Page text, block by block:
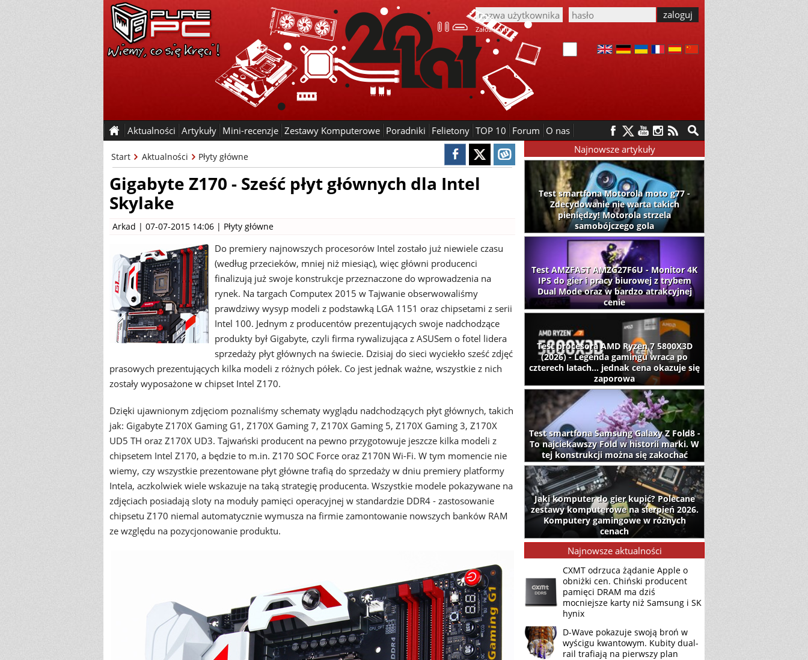
Załóż konto
Aktualności Artykuły Mini-recenzje Zestawy Komputerowe Poradniki Felietony TOP 10 Forum O nas
Start Aktualności Płyty główne
Gigabyte Z170 - Sześć płyt głównych dla Intel
Skylake
Arkad | 07-07-2015 14:06 | Płyty główne
Do premiery najnowszych procesorów Intel zostało już niewiele czasu
(według przecieków, mniej niż miesiąc), więc główni producenci
finalizują już swoje konstrukcje przeznaczone do wprowadzenia na
rynek. Na targach Computex 2015 w Tajwanie obserwowaliśmy
prawdziwy wysyp modeli z podstawką LGA 1151 oraz chipsetami z serii
Intel 100. Jednym z producentów prezentujących swoje nadchodzące
produkty był Gigabyte, czyli firma rywalizująca z ASUSem o fotel lidera
sprzedaży płyt głównych na świecie. Dzisiaj do sieci wyciekło sześć zdjęć
prasowych prezentujących kilka modeli z różnych półek. Co jest jednak ważne, wszystkie z nich
zostały wyposażone w chipset Intel Z170.
Dzięki ujawnionym zdjęciom poznaliśmy schematy wyglądu nadchodzących płyt głównych, takich
jak: Gigabyte Z170X Gaming G1, Z170X Gaming 7, Z170X Gaming 5, Z170X Gaming 3, Z170X
UD5 TH oraz Z170X UD3. Tajwański producent na pewno przygotowuje jeszcze kilka modeli z
chipsetem Intel Z170, a będzie to m.in. Z170 SOC Force oraz Z170N Wi-Fi. W tym momencie nie
wiemy, czy wszystkie prezentowane płyt główne trafią do sprzedaży w dniu premiery platformy
Intela, aczkolwiek wiele wskazuje na taką strategię producenta. Wszystkie modele pokazywane na
zdjęciach posiadają sloty na moduły pamięci operacyjnej w standardzie DDR4 - zastosowanie
chipsetu Z170 niemal automatycznie wymusza na firmie zamontowanie nowszych banków RAM
ze względu na pozycjonowanie produktu.
Najnowsze artykuły
Test smartfona Motorola moto g77 -
Zdecydowanie nie warta takich
pieniędzy! Motorola strzela
samobójczego gola
Test AMZFAST AMZG27F6U - Monitor 4K
IPS do gier i pracy biurowej z trybem
Dual Mode oraz w bardzo atrakcyjnej
cenie
Test procesora AMD Ryzen 7 5800X3D
(2026) - Legenda gamingu wraca po
czterech latach... jednak cena okazuje się
zaporowa
Test smartfona Samsung Galaxy Z Fold8 -
To najciekawszy Fold w historii marki. W
tej konstrukcji można się zakochać
Jaki komputer do gier kupić? Polecane
zestawy komputerowe na sierpień 2026.
Komputery gamingowe w różnych
cenach
Najnowsze aktualności
CXMT odrzuca żądanie Apple o
obniżki cen. Chiński producent
pamięci DRAM ma dziś
mocniejsze karty niż Samsung i SK
hynix
D-Wave pokazuje swoją broń w
wyścigu kwantowym. Kubity dual-
rail trafiają na pierwszy plan